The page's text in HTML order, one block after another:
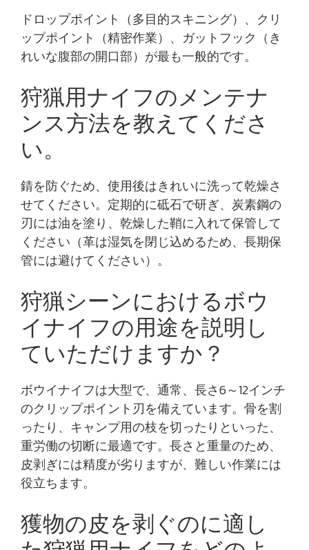
ドロップポイント（多目的スキニング）、クリ
ップポイント（精密作業）、ガットフック（き
れいな腹部の開口部）が最も一般的です。
狩猟用ナイフのメンテナ
ンス方法を教えてくださ
い。
錆を防ぐため、使用後はきれいに洗って乾燥さ
せてください。定期的に砥石で研ぎ、炭素鋼の
刃には油を塗り、乾燥した鞘に入れて保管して
ください（革は湿気を閉じ込めるため、長期保
管には避けてください）。
狩猟シーンにおけるボウ
イナイフの用途を説明し
ていただけますか？
ボウイナイフは大型で、通常、長さ6～12インチ
のクリップポイント刃を備えています。骨を割
ったり、キャンプ用の枝を切ったりといった、
重労働の切断に最適です。長さと重量のため、
皮剥ぎには精度が劣りますが、難しい作業には
役立ちます。
獲物の皮を剥ぐのに適し